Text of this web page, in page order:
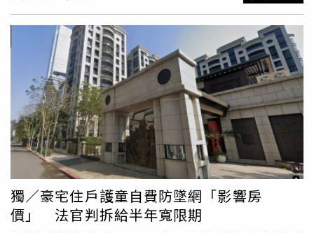
工務局及環保局多次勸導、裁罰，且里長及志工也持續協助
清理，但高姓老翁仍不斷堆放雜物，因市府各單位現場共同
會勘，認定有影響公共衛生及安全情形，因此依行政程序法
張貼府公告後強制清理；考量到進入颱風季，強風、豪雨恐
導致囤積物飛散、掉落，市府也跨機關進行合作，全力投入
清理作業。新莊區公所指出，經過6日到9日4天的清理，先
將屋頂可視範圍內囤積雜物全數清除，累計清出221包太空
包、載運6車次、清運囤積物24.21公噸，排除公共安全隱
憂。不過，新莊區瓊林里里長吳佳擇指出，他8日接獲志工
通報，稱巡查時發現高姓老翁疑似利用拖板車，將大量腳踏
車堆放到台65線下方中環路迴轉道汽機車停車格週邊；9日
瓊林里志工發現高姓老翁行蹤，立即通知里辦公處到現場，
而他當場譴責高姓老翁行為並通報相關單位，員警及清潔隊
員到場協助處理後，已將這些廢棄腳踏車強制移除。
獨／豪宅住戶護童自費防墜網「影響房
價」 法官判拆給半年寬限期